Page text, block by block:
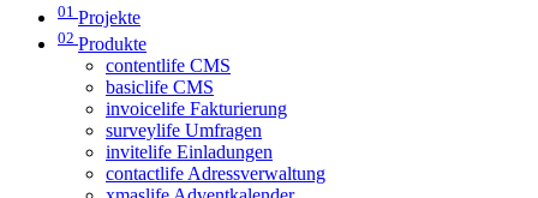
01 Projekte
02 Produkte
contentlife CMS
basiclife CMS
invoicelife Fakturierung
surveylife Umfragen
invitelife Einladungen
contactlife Adressverwaltung